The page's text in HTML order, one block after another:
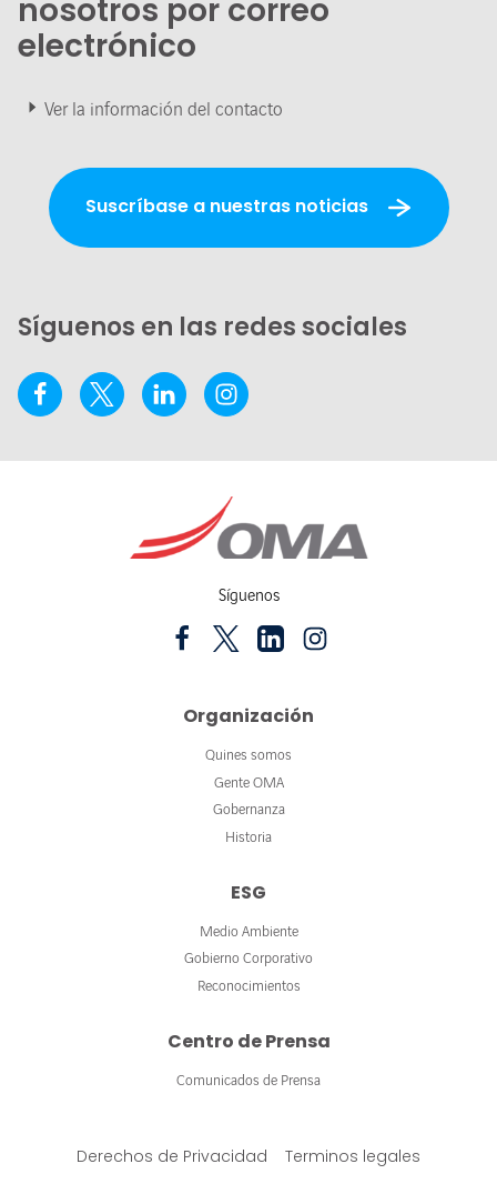
nosotros por correo
electrónico
Ver la información del contacto
Suscríbase a nuestras noticias
Síguenos en las redes sociales
Síguenos
Organización
Quines somos
Gente OMA
Gobernanza
Historia
ESG
Medio Ambiente
Gobierno Corporativo
Reconocimientos
Centro de Prensa
Comunicados de Prensa
Derechos de Privacidad Terminos legales